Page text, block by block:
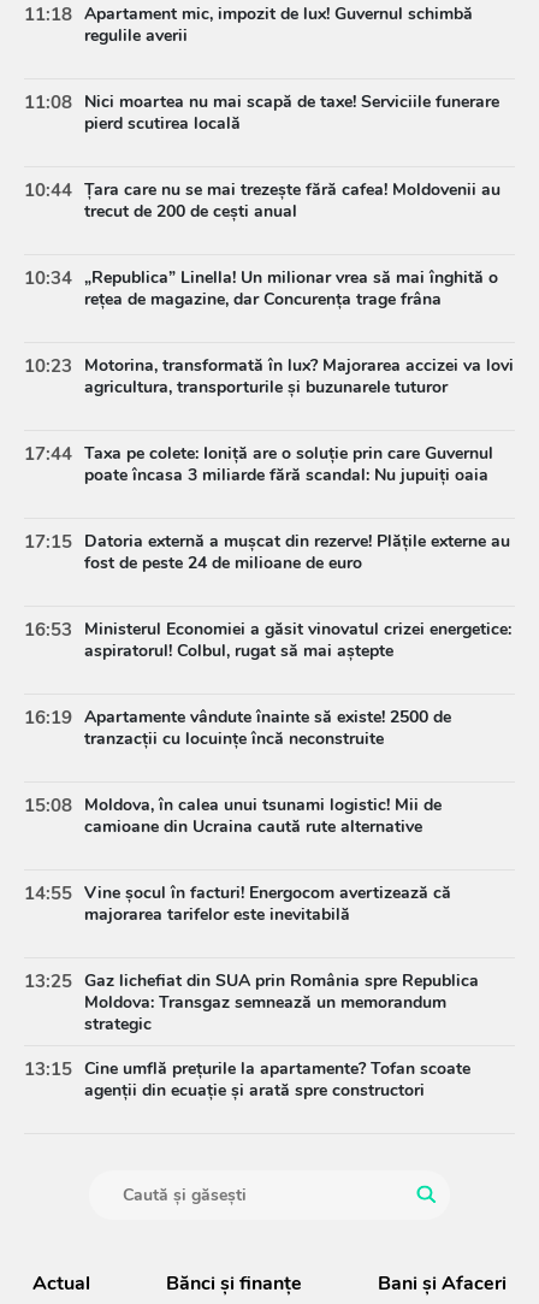
11:18 Apartament mic, impozit de lux! Guvernul schimbă
regulile averii
11:08 Nici moartea nu mai scapă de taxe! Serviciile funerare
pierd scutirea locală
10:44 Țara care nu se mai trezește fără cafea! Moldovenii au
trecut de 200 de cești anual
10:34 „Republica” Linella! Un milionar vrea să mai înghită o
rețea de magazine, dar Concurența trage frâna
10:23
Motorina, transformată în lux? Majorarea accizei va lovi
agricultura, transporturile și buzunarele tuturor
17:44 Taxa pe colete: Ioniță are o soluție prin care Guvernul
poate încasa 3 miliarde fără scandal: Nu jupuiți oaia
17:15 Datoria externă a mușcat din rezerve! Plățile externe au
fost de peste 24 de milioane de euro
16:53
Ministerul Economiei a găsit vinovatul crizei energetice:
aspiratorul! Colbul, rugat să mai aștepte
16:19 Apartamente vândute înainte să existe! 2500 de
tranzacții cu locuințe încă neconstruite
15:08 Moldova, în calea unui tsunami logistic! Mii de
camioane din Ucraina caută rute alternative
14:55 Vine șocul în facturi! Energocom avertizează că
majorarea tarifelor este inevitabilă
13:25 Gaz lichefiat din SUA prin România spre Republica
Moldova: Transgaz semnează un memorandum
strategic
13:15 Cine umflă prețurile la apartamente? Tofan scoate
agenții din ecuație și arată spre constructori
Actual Bănci şi finanţe Bani și Afaceri